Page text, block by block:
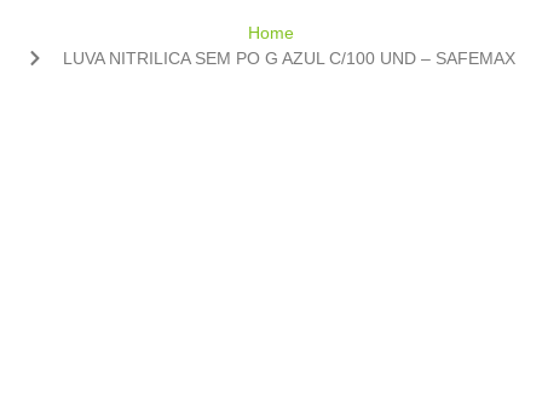
Home
LUVA NITRILICA SEM PO G AZUL C/100 UND – SAFEMAX